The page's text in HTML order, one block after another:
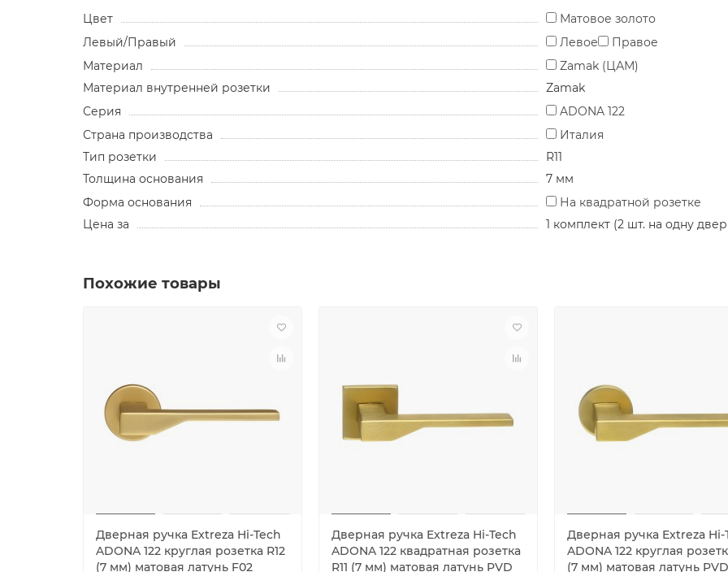
Цвет
Матовое золото
Левый/Правый
Левое
Правое
Материал
Zamak (ЦАМ)
Материал внутренней розетки
Zamak
Серия
ADONA 122
Страна производства
Италия
Тип розетки
R11
Толщина основания
7 мм
Форма основания
На квадратной розетке
Цена за
1 комплект (2 шт. на одну
Похожие товары
Дверная ручка Extreza Hi-Tech
ADONA 122 круглая розетка R12
(7 мм) матовая латунь F02
Дверная ручка Extreza Hi-Tech
ADONA 122 квадратная розетка
R11 (7 мм) матовая латунь PVD
Дверная ручка Extreza Hi-
ADONA 122 круглая
(7 мм) матовая латунь